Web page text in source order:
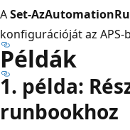
ASet-
konfigurációját az APS-
Példák
1. példa:
runbookhoz